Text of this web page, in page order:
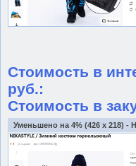
Стоимость в
руб.:
Стоимость в
Уменьшено на 4% (426 x 218) -